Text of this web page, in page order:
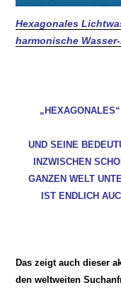
Hexagonales
harmonische
UND SEINE
INZWISCHEN
GANZEN WELT
IST ENDLICH
Das zeigt auch dieser
den weltweiten